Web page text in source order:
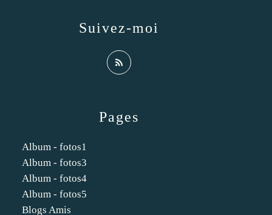
Pages
Album - fotos1
Album - fotos3
Album - fotos4
Album - fotos5
Blogs Amis
Suivez-moi